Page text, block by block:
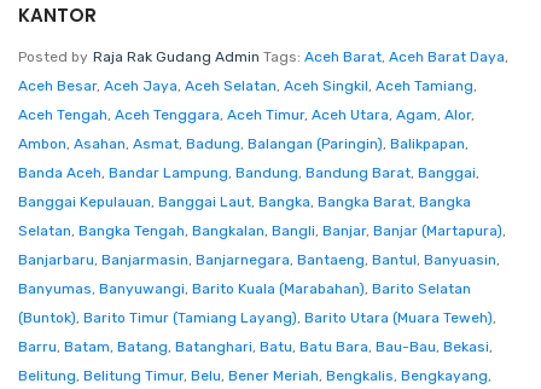
KANTOR
Posted by Raja Rak Gudang Admin Tags: Aceh Barat, Aceh Barat Daya,
Aceh Besar, Aceh Jaya, Aceh Selatan, Aceh Singkil, Aceh Tamiang,
Aceh Tengah, Aceh Tenggara, Aceh Timur, Aceh Utara, Agam, Alor,
Ambon, Asahan, Asmat, Badung, Balangan (Paringin), Balikpapan,
Banda Aceh, Bandar Lampung, Bandung, Bandung Barat, Banggai,
Banggai Kepulauan, Banggai Laut, Bangka, Bangka Barat, Bangka
Selatan, Bangka Tengah, Bangkalan, Bangli, Banjar, Banjar (Martapura),
Banjarbaru, Banjarmasin, Banjarnegara, Bantaeng, Bantul, Banyuasin,
Banyumas, Banyuwangi, Barito Kuala (Marabahan), Barito Selatan
(Buntok), Barito Timur (Tamiang Layang), Barito Utara (Muara Teweh),
Barru, Batam, Batang, Batanghari, Batu, Batu Bara, Bau-Bau, Bekasi,
Belitung, Belitung Timur, Belu, Bener Meriah, Bengkalis, Bengkayang,